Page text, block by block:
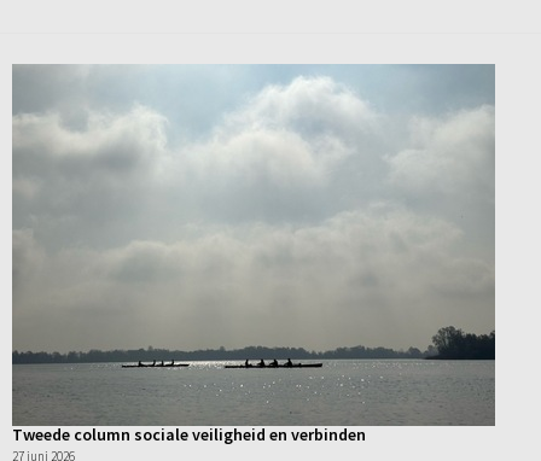
Tweede column sociale veiligheid en verbinden
27 juni 2026